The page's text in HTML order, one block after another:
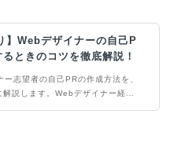
】Webデザイナーの自己P
るときのコツを徹底解説！
ー志望者の自己PRの作成方法を、
解説します。Webデザイナー経験